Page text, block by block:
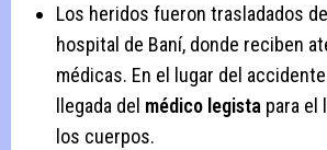
Los heridos fueron trasladados
hospital de Baní, donde reciben
médicas. En el lugar del
llegada del médico legista para el
los cuerpos.